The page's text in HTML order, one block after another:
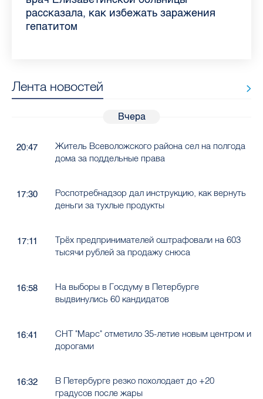
Ленобласти во II квартале 2026 года
рассказала, как избежать заражения
гепатитом
конкурс
работающих родителей
главные вопросы о заболевании
в жару
Лента новостей
Вчера
20:47
Житель Всеволожского района сел на полгода
дома за поддельные права
17:30
Роспотребнадзор дал инструкцию, как вернуть
деньги за тухлые продукты
17:11
Трёх предпринимателей оштрафовали на 603
тысячи рублей за продажу снюса
16:58
На выборы в Госдуму в Петербурге
выдвинулись 60 кандидатов
16:41
СНТ "Марс" отметило 35-летие новым центром и
дорогами
16:32
В Петербурге резко похолодает до +20
градусов после жары